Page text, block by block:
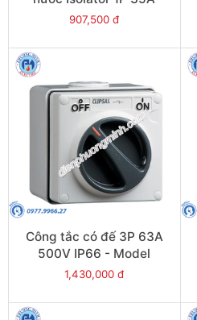
250V IP66 - Model
907,500 đ
Công tắc có đế 3P 63A
500V IP66 - Model
S56SW363GY
1,430,000 đ